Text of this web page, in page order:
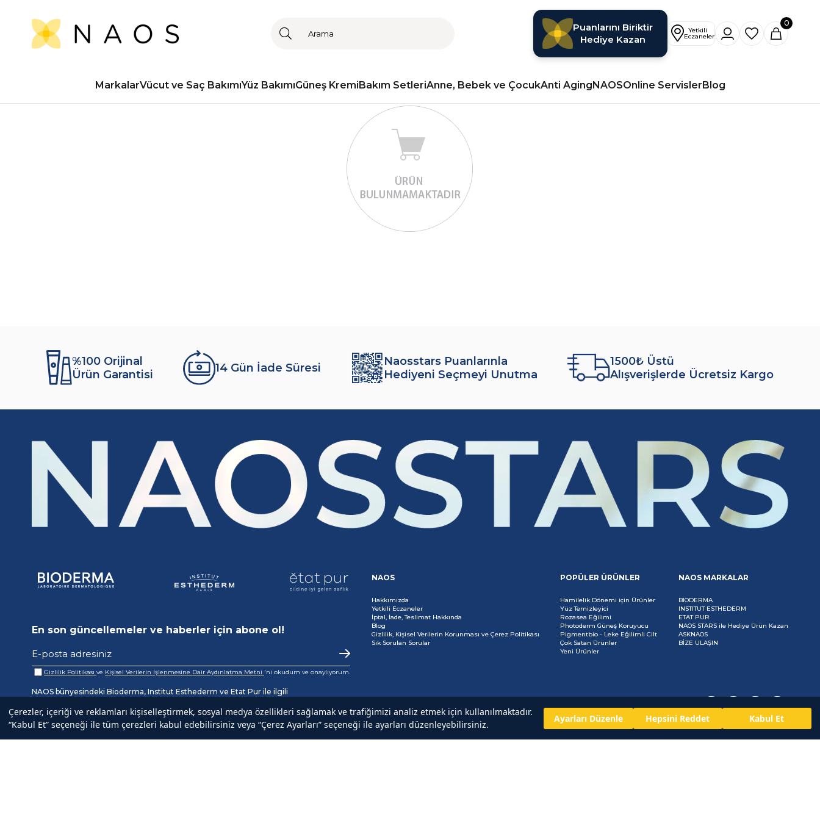
Çerezler, içeriği ve reklamları kişiselleştirmek, sosyal medya özellikleri sağlamak ve trafiğimizi analiz etmek için kullanılmaktadır.
“Kabul Et” seçeneği ile tüm çerezleri kabul edebilirsiniz veya “Çerez Ayarları” seçeneği ile ayarları düzenleyebilirsiniz.
Ayarları Düzenle Hepsini Reddet Kabul Et
Puanlarını Biriktir
Hediye Kazan
0
MarkalarVücut ve Saç BakımıYüz BakımıGüneş KremiBakım SetleriAnne, Bebek ve ÇocukAnti AgingNAOSOnline ServislerBlog
%100 Orijinal
Ürün Garantisi
14 Gün İade Süresi
Naosstars Puanlarınla
Hediyeni Seçmeyi Unutma
1500₺ Üstü
Alışverişlerde Ücretsiz Kargo
En son güncellemeler ve haberler için abone ol!
Gizlilik Politikası ve Kişisel Verilerin İşlenmesine Dair Aydınlatma Metni 'ni okudum ve onaylıyorum.
NAOS bünyesindeki Bioderma, Institut Esthederm ve Etat Pur ile ilgili
NAOS
Hakkımızda
Yetkili Eczaneler
İptal, İade, Teslimat Hakkında
Blog
Gizlilik, Kişisel Verilerin Korunması ve Çerez Politikası
Sık Sorulan Sorular
POPÜLER ÜRÜNLER
Hamilelik Dönemi için Ürünler
Yüz Temizleyici
Rozasea Eğilimi
Photoderm Güneş Koruyucu
Pigmentbio - Leke Eğilimli Cilt
Çok Satan Ürünler
Yeni Ürünler
NAOS MARKALAR
BIODERMA
INSTITUT ESTHEDERM
ETAT PUR
NAOS STARS ile Hediye Ürün Kazan
ASKNAOS
BİZE ULAŞIN